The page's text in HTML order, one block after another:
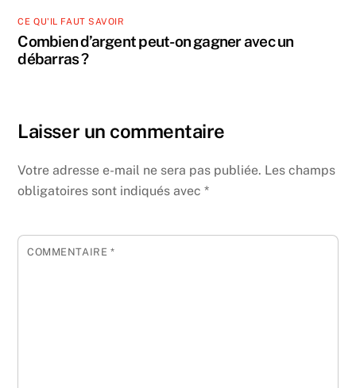
CE QU'IL FAUT SAVOIR
Combien d’argent peut-on gagner avec un
débarras ?
Laisser un commentaire
Votre adresse e-mail ne sera pas publiée. Les champs
obligatoires sont indiqués avec*
COMMENTAIRE *